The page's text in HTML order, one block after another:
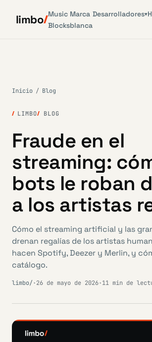
limbo Music
Blocks
Marca
blanca
Desarrolladores▾
Inicio / Blog
LIMBO BLOG
Fraude en el
streaming:
bots le roban
a los artistas
Cómo el streaming artificial y las
drenan regalías de los artistas
hacen Spotify, Deezer y Merlin, y
catálogo.
limbo/·26 de mayo de 2026·11 min de